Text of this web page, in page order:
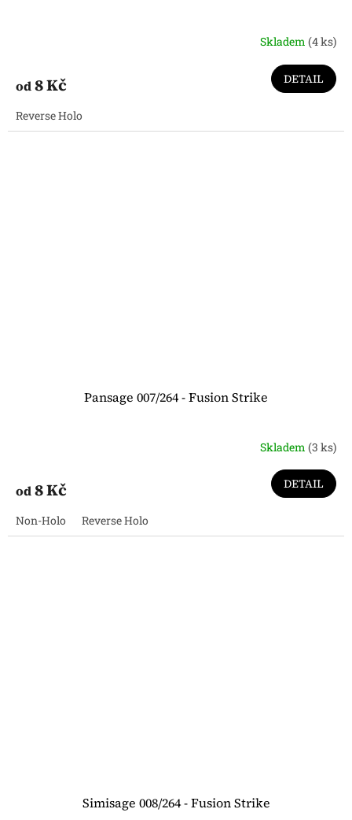
Skladem (4 ks)
od8 Kč DETAIL
Reverse Holo
Pansage 007/264 - Fusion Strike
Skladem (3 ks)
od8 Kč DETAIL
Non-Holo Reverse Holo
Simisage 008/264 - Fusion Strike